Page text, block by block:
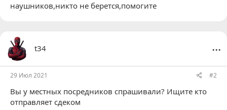
наушников,никто не берется,помогите
t34 ...
29 Июл 2021 #2
Вы у местных посредников спрашивали? Ищите кто
отправляет сдеком